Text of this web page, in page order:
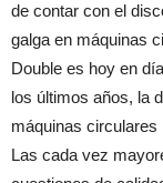
de contar con el
galga en máquinas
Double es hoy en
los últimos años, la
máquinas circulares
Las cada vez